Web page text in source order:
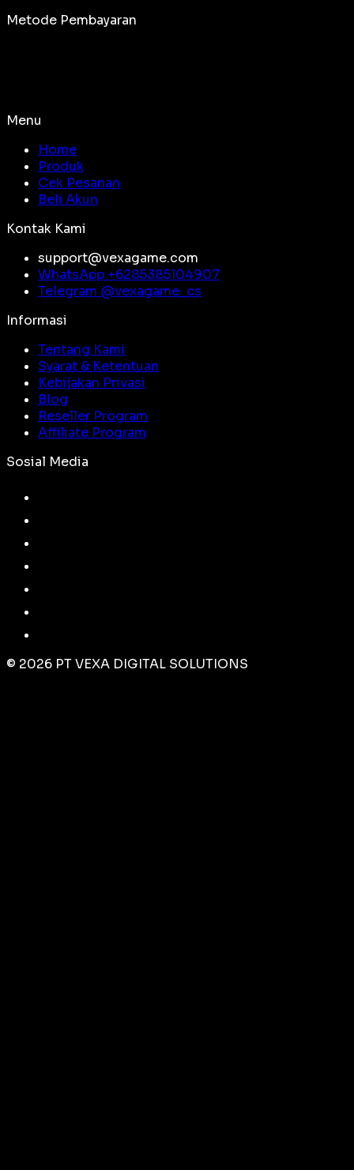
Metode Pembayaran
Menu
Home
Produk
Cek Pesanan
Beli Akun
Kontak Kami
support@vexagame.com
WhatsApp +6285385104907
Telegram @vexagame_cs
Informasi
Tentang Kami
Syarat & Ketentuan
Kebijakan Privasi
Blog
Reseller Program
Affiliate Program
Sosial Media
© 2026 PT VEXA DIGITAL SOLUTIONS